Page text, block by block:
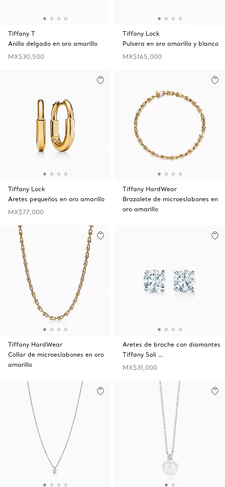
Tiffany T
Anillo delgado en oro amarillo
MX$30,500
Tiffany Lock
Pulsera en oro amarillo y blanco
MX$165,000
Tiffany Lock
Aretes pequeños en oro amarillo
MX$77,000
Tiffany HardWear
Brazalete de microeslabones en
oro amarillo
Tiffany HardWear
Collar de microeslabones en oro
amarillo
Aretes de broche con diamantes
Tiffany Soli …
MX$31,000